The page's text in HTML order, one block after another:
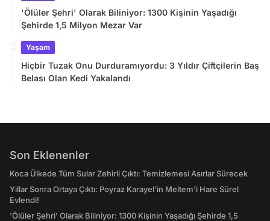
'Ölüler Şehri' Olarak Biliniyor: 1300 Kişinin Yaşadığı
Şehirde 1,5 Milyon Mezar Var
Yaşam
Hiçbir Tuzak Onu Durduramıyordu: 3 Yıldır Çiftçilerin Baş
Belası Olan Kedi Yakalandı
Son Eklenenler
Koca Ülkede Tüm Sular Zehirli Çıktı: Temizlemesi Asırlar Sürecek
Yıllar Sonra Ortaya Çıktı: Poyraz Karayel'in Meltem'i Hare Sürel
Evlendi!
'Ölüler Şehri' Olarak Biliniyor: 1300 Kişinin Yaşadığı Şehirde 1,5